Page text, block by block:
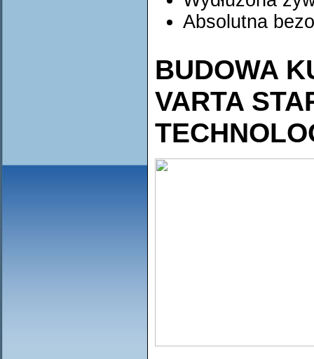
Absolutna
BUDOWA
VARTA